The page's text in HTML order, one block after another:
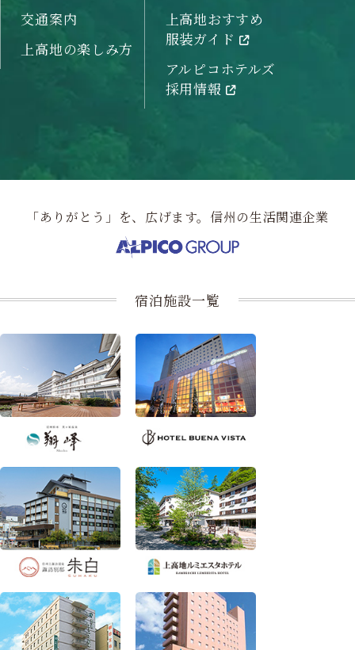
交通案内
上高地の楽しみ方
上高地おすすめ
服装ガイド
アルピコホテルズ
採用情報
「ありがとう」を、広げます。信州の生活関連企業
宿泊施設一覧